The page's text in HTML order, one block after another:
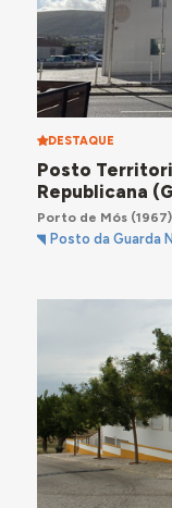
DESTAQUE
Posto
Republicana
Porto de Mós(1967)
Posto da Guarda